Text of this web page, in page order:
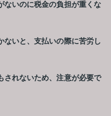
ないのに税金の負担が重くな
ないと、支払いの際に苦労し
されないため、注意が必要で